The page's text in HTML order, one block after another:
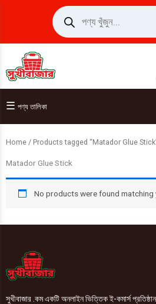
Products
search
☰ পণ্য তালিকা
Home / Products tagged “Matador Glue
Matador Glue Stick
No products were found matching
সুখীবাজার .কম একটি অনলাইন ভিত্তিক ই-কমার্স